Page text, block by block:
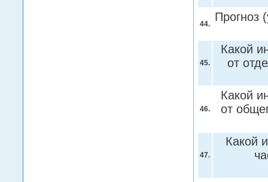
44.
Прогноз
45.
Какой
от
46.
Какой
от
47.
Какой